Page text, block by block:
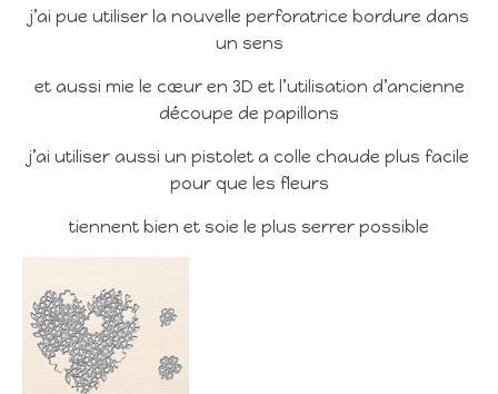
j’ai pue utiliser la nouvelle perforatrice bordure dans
un sens
et aussi mie le cœur en 3D et l’utilisation d’ancienne
découpe de papillons
j’ai utiliser aussi un pistolet a colle chaude plus facile
pour que les fleurs
tiennent bien et soie le plus serrer possible